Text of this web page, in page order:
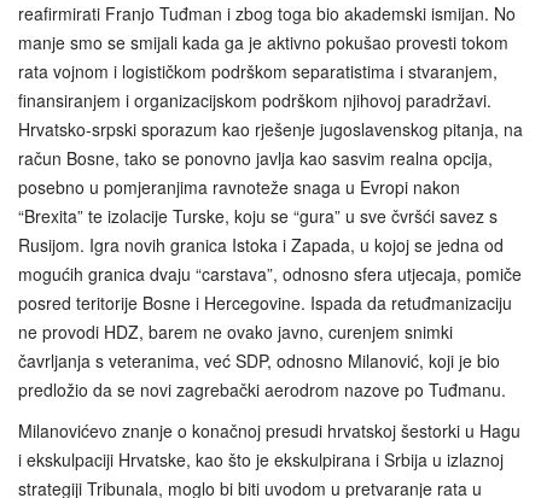
reafirmirati Franjo Tuđman i zbog toga bio akademski ismijan. No
manje smo se smijali kada ga je aktivno pokušao provesti tokom
rata vojnom i logističkom podrškom separatistima i stvaranjem,
finansiranjem i organizacijskom podrškom njihovoj paradržavi.
Hrvatsko-srpski sporazum kao rješenje jugoslavenskog pitanja, na
račun Bosne, tako se ponovno javlja kao sasvim realna opcija,
posebno u pomjeranjima ravnoteže snaga u Evropi nakon
“Brexita” te izolacije Turske, koju se “gura” u sve čvršći savez s
Rusijom. Igra novih granica Istoka i Zapada, u kojoj se jedna od
mogućih granica dvaju “carstava”, odnosno sfera utjecaja, pomiče
posred teritorije Bosne i Hercegovine. Ispada da retuđmanizaciju
ne provodi HDZ, barem ne ovako javno, curenjem snimki
čavrljanja s veteranima, već SDP, odnosno Milanović, koji je bio
predložio da se novi zagrebački aerodrom nazove po Tuđmanu.
Milanovićevo znanje o konačnoj presudi hrvatskoj šestorki u Hagu
i ekskulpaciji Hrvatske, kao što je ekskulpirana i Srbija u izlaznoj
strategiji Tribunala, moglo bi biti uvodom u pretvaranje rata u